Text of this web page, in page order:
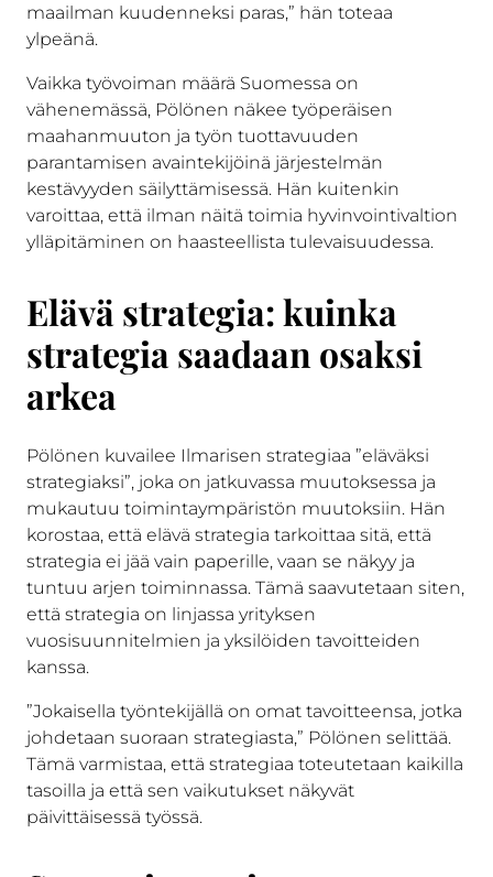
maailman kuudenneksi paras,” hän toteaa
ylpeänä.
Vaikka työvoiman määrä Suomessa on
vähenemässä, Pölönen näkee työperäisen
maahanmuuton ja työn tuottavuuden
parantamisen avaintekijöinä järjestelmän
kestävyyden säilyttämisessä. Hän kuitenkin
varoittaa, että ilman näitä toimia hyvinvointivaltion
ylläpitäminen on haasteellista tulevaisuudessa.
Elävä strategia: kuinka
strategia saadaan osaksi
arkea
Pölönen kuvailee Ilmarisen strategiaa ”eläväksi
strategiaksi”, joka on jatkuvassa muutoksessa ja
mukautuu toimintaympäristön muutoksiin. Hän
korostaa, että elävä strategia tarkoittaa sitä, että
strategia ei jää vain paperille, vaan se näkyy ja
tuntuu arjen toiminnassa. Tämä saavutetaan siten,
että strategia on linjassa yrityksen
vuosisuunnitelmien ja yksilöiden tavoitteiden
kanssa.
”Jokaisella työntekijällä on omat tavoitteensa, jotka
johdetaan suoraan strategiasta,” Pölönen selittää.
Tämä varmistaa, että strategiaa toteutetaan kaikilla
tasoilla ja että sen vaikutukset näkyvät
päivittäisessä työssä.